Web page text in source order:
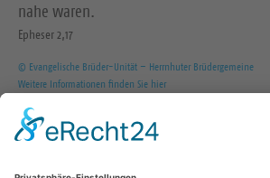
nahe waren.
Epheser 2,17
© Evangelische Brüder-Unität – Herrnhuter Brüdergemeine
Weitere Informationen finden Sie hier
Wir in den sozialen Medien